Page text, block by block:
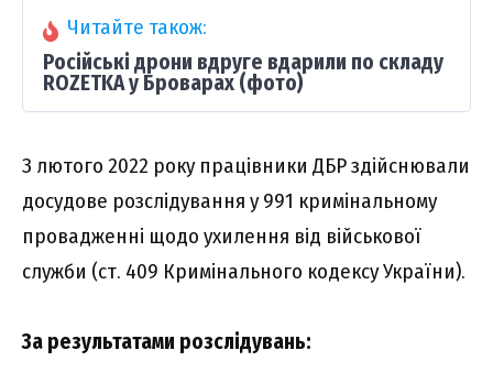
Читайте також:
Російські дрони вдруге вдарили по складу
ROZETKA у Броварах (фото)
З лютого 2022 року працівники ДБР здійснювали
досудове розслідування у 991 кримінальному
провадженні щодо ухилення від військової
служби (ст. 409 Кримінального кодексу України).
За результатами розслідувань: